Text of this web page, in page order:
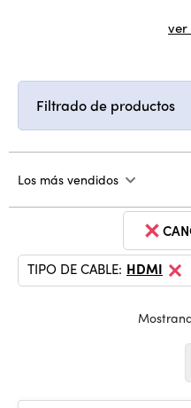
ver
Filtrado de productos
Los más vendidos
TIPO DE CABLE: HDMI